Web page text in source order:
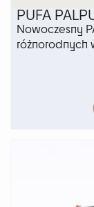
PUFA
Nowoczesny
różnorodnych